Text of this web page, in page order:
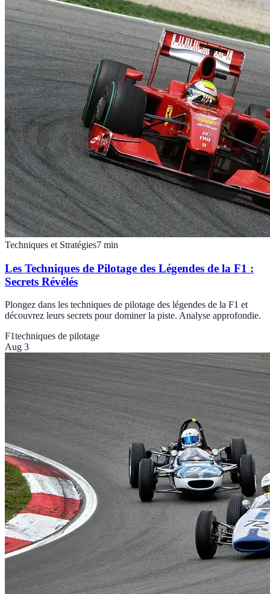
Techniques et Stratégies7 min
Les Techniques de Pilotage des Légendes de la F1 :
Secrets Révélés
Plongez dans les techniques de pilotage des légendes de la F1 et
découvrez leurs secrets pour dominer la piste. Analyse approfondie.
F1techniques de pilotage
Aug 3